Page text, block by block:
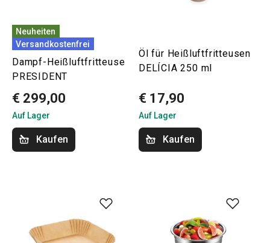
Neuheiten
Versandkostenfrei
Dampf-Heißluftfritteuse
PRESIDENT
€ 299,00
Auf Lager
Kaufen
Öl für Heißluftfritteusen
DELÍCIA 250 ml
€ 17,90
Auf Lager
Kaufen